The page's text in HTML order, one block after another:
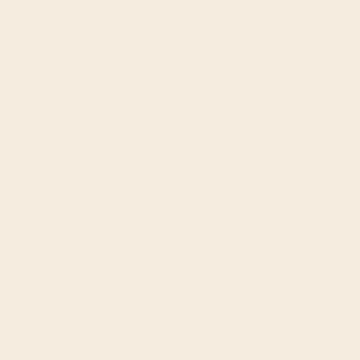
Halland under Reino Anderssons pedagogiska och engagerade
i P1:s Naturmorgon. På väg ned till Morups Tånge Korshamn sågs
”älgande” gluttsnäppor, större strandpipare med mera. Johan
sågs. De två myrspovarna var troligen en hona och en
kropp såg vi också liksom grönbena och skogssnäppa. De två
Tofs- och lagerlärka skiljs bäst på färgen på övergump och undre
ut på teckningen på vingtäckare och tertialer, de är mer
på fågelbokens utbredningskartor så hittar man inga rariteter.
fanns en spov med böjd näbb och smäcker kropp långt bort så att
stjärttäckare kunde vi även se. Om den hade varit långt bort och
Nedanför tornet fanns den halländska vadarkustens signum,
oss om att det kan vara svårt att ta all kunskap på samma gång,
också att studera liksom kärrsnäppor, större strandpipare,
brandbilar på väg åt samma håll. När vi närmade oss
fick vi veta senare.